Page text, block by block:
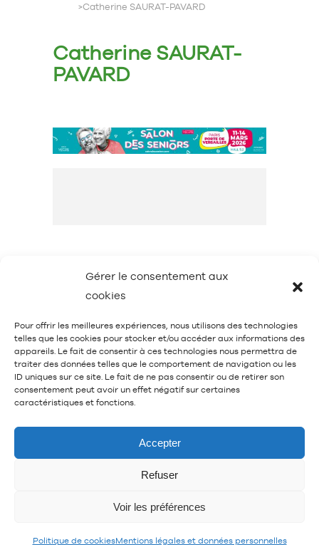
Gérer le consentement aux
cookies
Pour offrir les meilleures expériences, nous utilisons des technologies
telles que les cookies pour stocker et/ou accéder aux informations des
appareils. Le fait de consentir à ces technologies nous permettra de
traiter des données telles que le comportement de navigation ou les
ID uniques sur ce site. Le fait de ne pas consentir ou de retirer son
consentement peut avoir un effet négatif sur certaines
caractéristiques et fonctions.
Accepter
Refuser
Voir les préférences
Politique de cookiesMentions légales et données personnelles
>Catherine SAURAT-PAVARD
Catherine SAURAT-
PAVARD
Mentions légales et données personnelles
Organisation
SPAS Organisation est adhérent à